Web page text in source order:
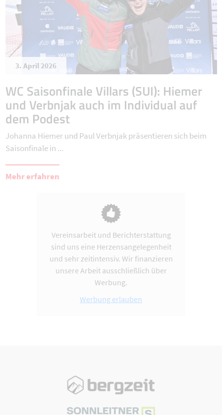
3. April 2026
WC Saisonfinale Villars (SUI): Hiemer
und Verbnjak auch im Individual auf
dem Podest
Johanna Hiemer und Paul Verbnjak präsentieren sich beim
Saisonfinale in ...
Mehr erfahren
Vereinsarbeit und Berichterstattung
sind uns eine Herzensangelegenheit
und sehr zeitintensiv. Wir finanzieren
unsere Arbeit ausschließlich über
Werbung.
Werbung erlauben